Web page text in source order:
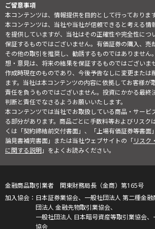
ご留意事項
本コンテンツは、情報提供を目的として行っております
本コンテンツは、当社や当社が信頼できると考える情
を提供していますが、当社はその正確性や完全性につ
保証するものではございません。有価証券の購入、売
その他の取引を推奨し、勧誘するものではありません
想・意見は、将来の結果を保証するものではございま
作成時現在のものであり、今後予告なしに変更または
ます。当社は本コンテンツの内容に依拠してお客様が
責任を負うものではございません。投資にかかる最終
判断と責任でなさるようお願いいたします。
本コンテンツでは当社でお取扱している商品・サービ
る部分があります。商品ごとに手数料等およびリスク
くは「契約締結前交付書面」、「上場有価証券等書面
論見書補完書面」または当社ウェブサイトの「リスク
に関する説明」をよくお読みください。
金融商品取引業者 関東財務局長（金商）第165号
日本証券業協会、一般社団法人 第二種金
団法人 金融先物取引業協会、
一般社団法人 日本暗号資産等取引業協会
協会